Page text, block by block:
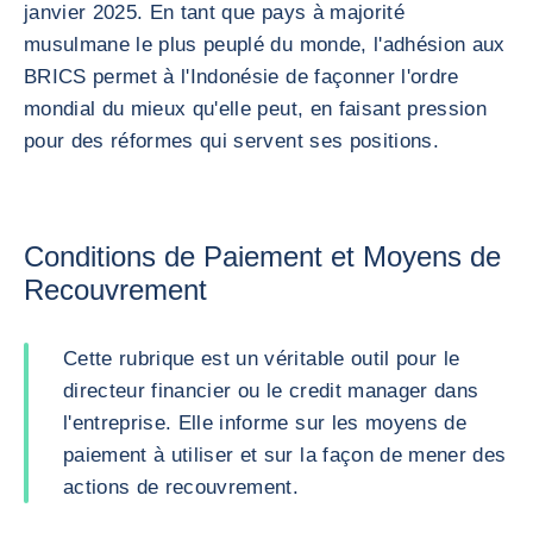
janvier 2025. En tant que pays à majorité
musulmane le plus peuplé du monde, l'adhésion aux
BRICS permet à l'Indonésie de façonner l'ordre
mondial du mieux qu'elle peut, en faisant pression
pour des réformes qui servent ses positions.
Conditions de Paiement et Moyens de
Recouvrement
Cette rubrique est un véritable outil pour le
directeur financier ou le credit manager dans
l'entreprise. Elle informe sur les moyens de
paiement à utiliser et sur la façon de mener des
actions de recouvrement.